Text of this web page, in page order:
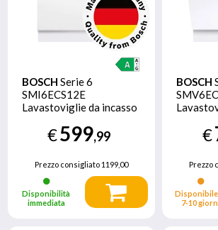
BOSCH Serie 6
SMI6ECS12E
Lavastoviglie da incasso
Acciaio spazzolato
Classe A
€599,99
Prezzo consigliato1199,00
Disponibilità
immediata
BOSCH
cm
€
Prezzo
7‑10